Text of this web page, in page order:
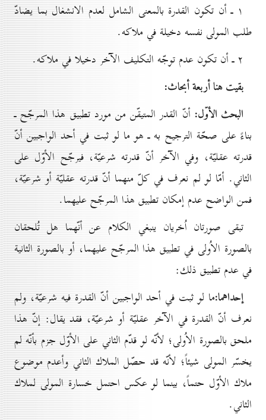
۱ ـ أن تكون القدرة بالمعنى الشامل لعدم الانشغال بما يضادّ
طلب المولى نفسه دخيلة في ملاكه.
۲ ـ أن تكون عدم توجّه التكليف الآخر دخيلا في ملاكه.
بقيت هنا أربعة أبحاث:
البحث الأوّل: أنّ القدر المتيقّن من مورد تطبيق هذا المرجّح ـ
بناءً على صحّة الترجيح به ـ هو ما لو ثبت في أحد الواجبين أنّ
قدرته عقليّة، وفي الآخر أنّ قدرته شرعيّة، فيرجّح الأوّل على
الثاني. أمّا لو لم نعرف في كلّ منهما أنّ قدرته عقليّة أو شرعيّة،
فمن الواضح عدم إمكان تطبيق هذا المرجّح عليهما.
تبقى صورتان اُخريان ينبغي الكلام عن أنّهما هل تُلحقان
بالصورة الاُولى في تطبيق هذا المرجّح عليهما، أو بالصورة الثانية
في عدم تطبيق ذلك:
إحداهما:ما لو ثبت في أحد الواجبين أنّ القدرة فيه شرعيّة، ولم
نعرف أنّ القدرة في الآخر عقليّة أو شرعيّة، فقد يقال: إنّ هذا
ملحق بالصورة الاُولى؛ لأنّه لو قدّم الثاني على الأوّل جزم بأنّه لم
يخسّر المولى شيئاً؛ لأنّه قد حصّل الملاك الثاني وأعدم موضوع
ملاك الأوّل حتماً، بينما لو عكس احتمل خسارة المولى لملاك
الثاني.